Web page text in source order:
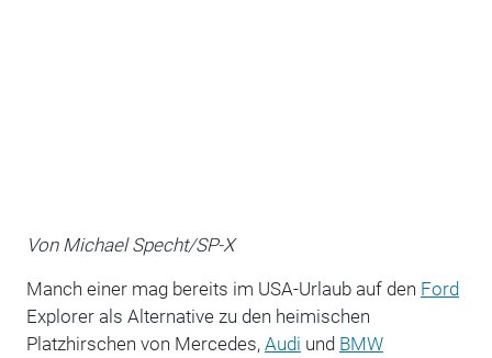
Von Michael Specht/SP-X
Manch einer mag bereits im USA-Urlaub auf den Ford
Explorer als Alternative zu den heimischen
Platzhirschen von Mercedes, Audi und BMW